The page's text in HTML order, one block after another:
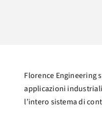
Florence Engineering
applicazioni
l’intero sistema di